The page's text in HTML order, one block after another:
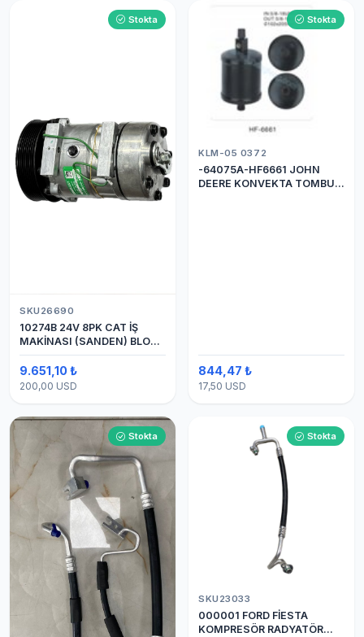
Stokta
SKU26690
10274B 24V 8PK CAT İŞ
MAKİNASI (SANDEN) BLOK
SAPLAMALI KLİMA
KOMPRESÖRÜ 7H15
9.651,10 ₺
200,00 USD
Stokta
KLM-05 0372
-64075A-HF6661 JOHN
DEERE KONVEKTA TOMBUL
844,47 ₺
17,50 USD
Stokta Stokta
SKU23033
000001 FORD FİESTA
KOMPRESÖR RADYATÖR